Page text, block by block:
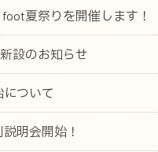
foot夏祭りを開催します！
設のお知らせ
ついて
明会開始！